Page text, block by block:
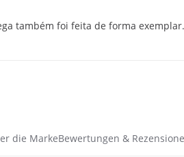
também foi feita de forma exemplar.
die MarkeBewertungen &